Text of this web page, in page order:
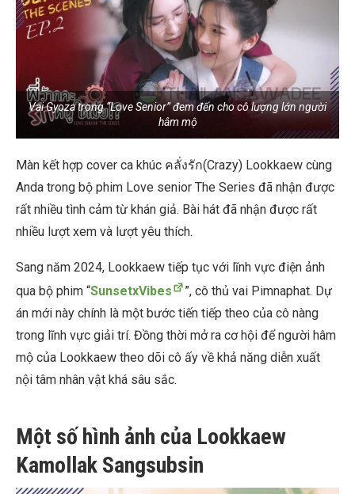
Vai Gyoza trong “Love Senior” đem đến cho cô lượng lớn người
hâm mộ
Màn kết hợp cover ca khúc คลั่งรัก(Crazy) Lookkaew cùng
Anda trong bộ phim Love senior The Series đã nhận được
rất nhiều tình cảm từ khán giả. Bài hát đã nhận được rất
nhiều lượt xem và lượt yêu thích.
Sang năm 2024, Lookkaew tiếp tục với lĩnh vực điện ảnh
qua bộ phim “SunsetxVibes
”, cô thủ vai Pimnaphat. Dự
án mới này chính là một bước tiến tiếp theo của cô nàng
trong lĩnh vực giải trí. Đồng thời mở ra cơ hội để người hâm
mộ của Lookkaew theo dõi cô ấy về khả năng diễn xuất
nội tâm nhân vật khá sâu sắc.
Một số hình ảnh của Lookkaew
Kamollak Sangsubsin